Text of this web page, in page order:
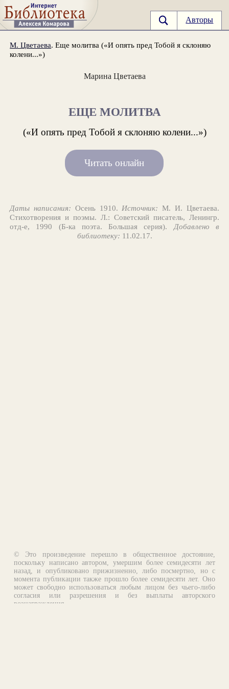
Авторы
М. Цветаева. Еще молитва («И опять пред Тобой я склоняю
колени...»)
Марина Цветаева
ЕЩЕ МОЛИТВА
(«И опять пред Тобой я склоняю колени...»)
Читать онлайн
Даты написания: Осень 1910. Источник: М. И. Цветаева.
Стихотворения и поэмы. Л.: Советский писатель, Ленингр.
отд-е, 1990 (Б-ка поэта. Большая серия). Добавлено в
библиотеку: 11.02.17.
© Это произведение перешло в общественное достояние,
поскольку написано автором, умершим более семидесяти лет
назад, и опубликовано прижизненно, либо посмертно, но с
момента публикации также прошло более семидесяти лет. Оно
может свободно использоваться любым лицом без чьего-либо
согласия или разрешения и без выплаты авторского
вознаграждения.